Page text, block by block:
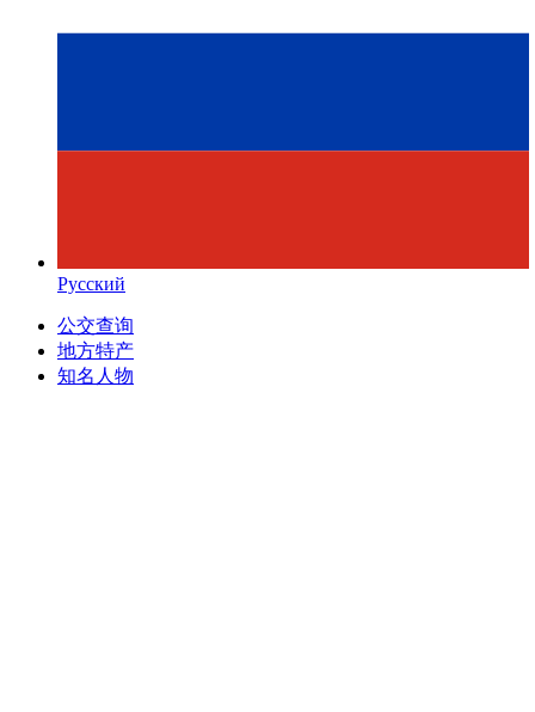
Русский
公交查询
地方特产
知名人物